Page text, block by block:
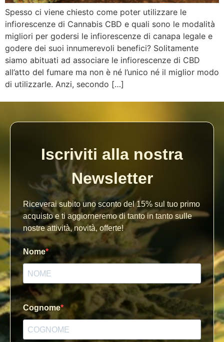
Spesso ci viene chiesto come poter utilizzare le
infiorescenze di Cannabis CBD e quali sono le modalità
migliori per godersi le infiorescenze di canapa legale e
godere dei suoi innumerevoli benefici? Solitamente
siamo abituati ad associare le infiorescenze di CBD
all’atto del fumare ma non è né l’unico né il miglior modo
di utilizzarle. Anzi, secondo […]